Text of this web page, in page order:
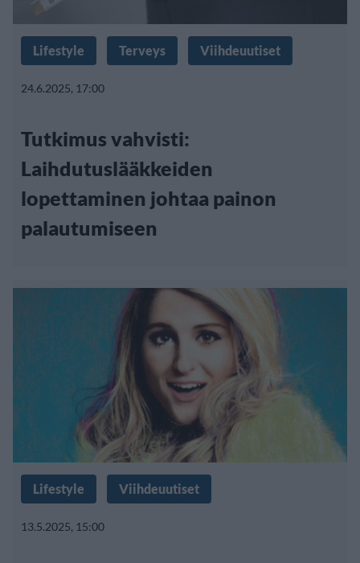
Lifestyle Terveys Viihdeuutiset
24.6.2025, 17:00
Tutkimus vahvisti:
Laihdutuslääkkeiden
lopettaminen johtaa painon
palautumiseen
Lifestyle Viihdeuutiset
13.5.2025, 15:00